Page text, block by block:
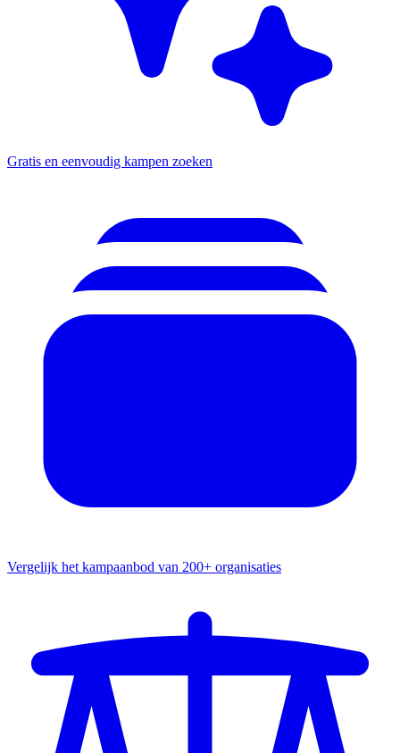
Gratis en eenvoudig kampen zoeken
Vergelijk het kampaanbod van 200+ organisaties